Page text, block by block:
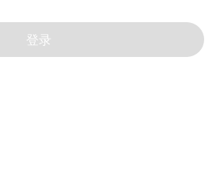
登录